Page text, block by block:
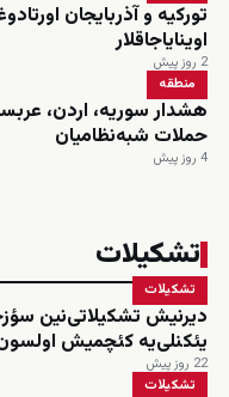
تورکیه و آذربایجان
اوینایاجاقلار
2 روز پیش
منطقه
هشدار سوریه، اردن،
حملات شبه‌نظامیان
4 روز پیش
تشکیلات
تشکیلات
دیرنیش تشکیلاتی‌نین
یئکنلی‌یه کئچمیش
22 روز پیش
تشکیلات